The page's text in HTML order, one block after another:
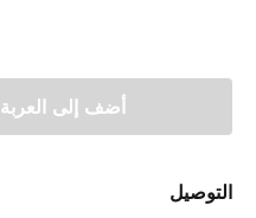
أضف إلى العربة
التوصيل